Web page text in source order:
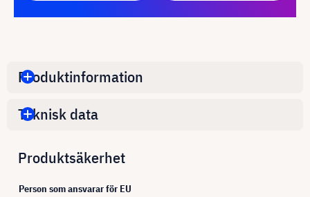
Produktinformation
Teknisk data
Produktsäkerhet
Person som ansvarar för EU